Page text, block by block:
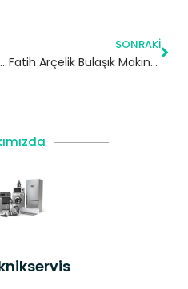
Büyükçekmece Bosch Mikrodalga Servisi
SONRAKI
Fatih Arçelik Bulaşık Makinesi Servisi